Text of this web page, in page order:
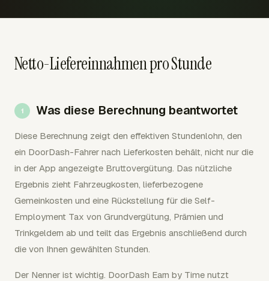
Netto-Liefereinnahmen pro Stunde
Was diese Berechnung beantwortet
Diese Berechnung zeigt den effektiven Stundenlohn, den
ein DoorDash-Fahrer nach Lieferkosten behält, nicht nur die
in der App angezeigte Bruttovergütung. Das nützliche
Ergebnis zieht Fahrzeugkosten, lieferbezogene
Gemeinkosten und eine Rückstellung für die Self-
Employment Tax von Grundvergütung, Prämien und
Trinkgeldern ab und teilt das Ergebnis anschließend durch
die von Ihnen gewählten Stunden.
Der Nenner ist wichtig. DoorDash Earn by Time nutzt